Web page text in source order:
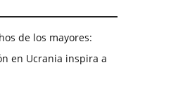
de los mayores:
en Ucrania inspira a